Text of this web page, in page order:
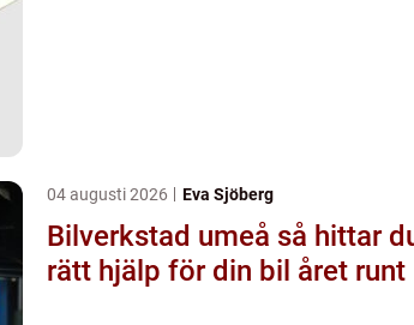
04 augusti 2026 Eva Sjöberg
Bilverkstad umeå så hittar du
rätt hjälp för din bil året runt